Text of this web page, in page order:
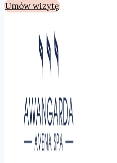
Umów wizytę